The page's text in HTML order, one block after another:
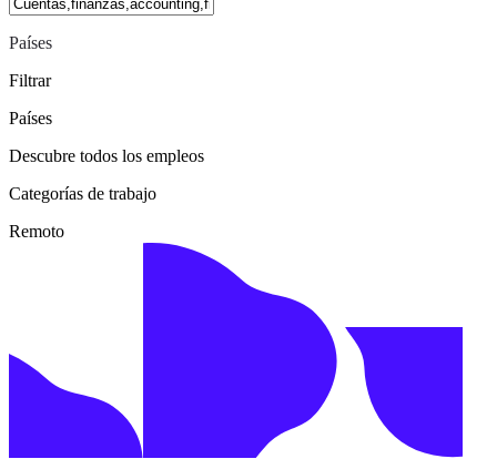
Países
Filtrar
Países
Descubre todos los empleos
Categorías de trabajo
Remoto